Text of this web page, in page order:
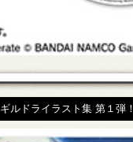
ギルドライラスト集 第１弾！